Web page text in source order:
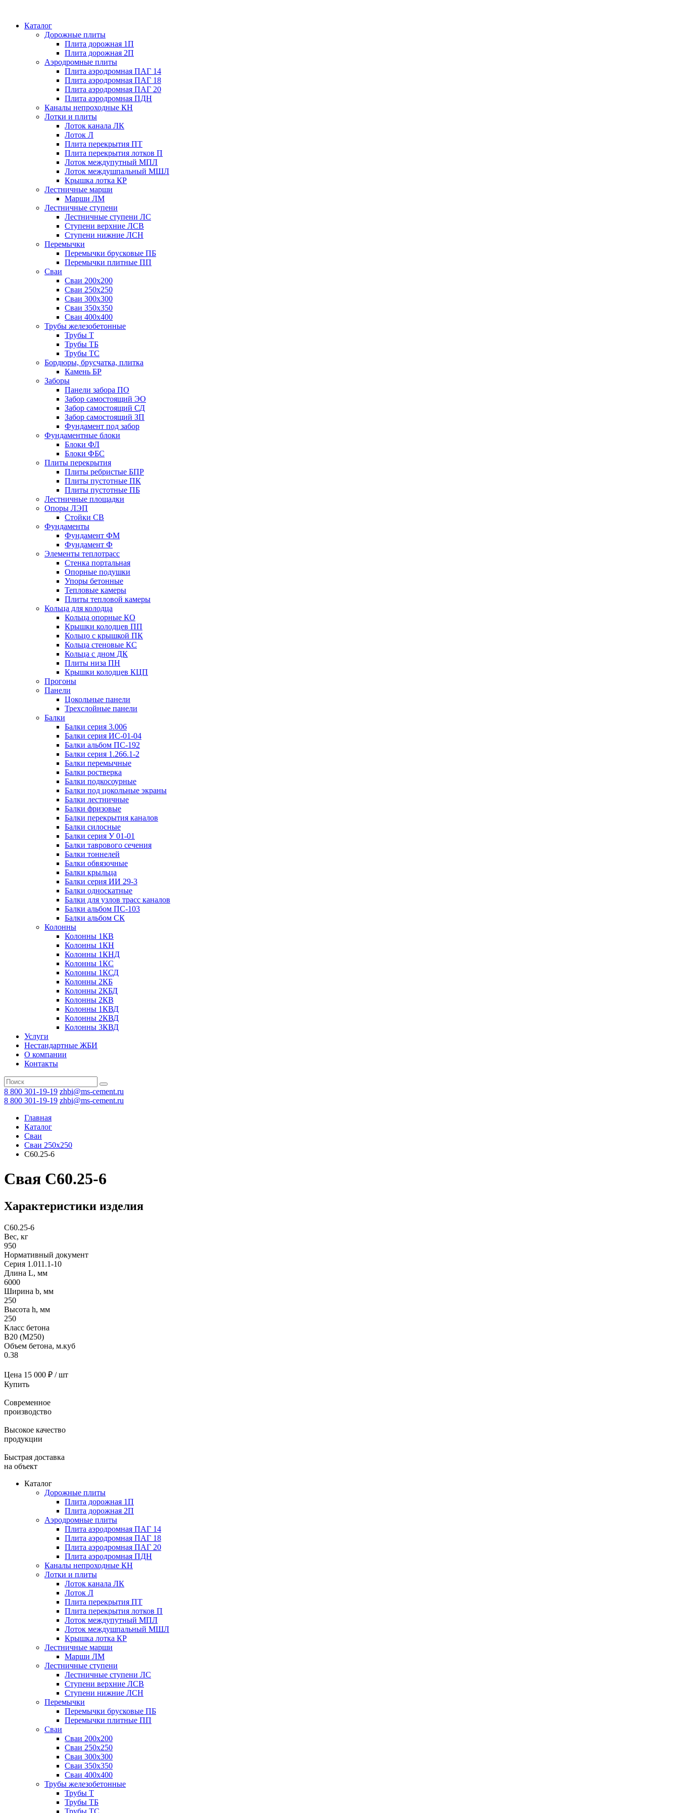
Каталог
Дорожные плиты
Плита дорожная 1П
Плита дорожная 2П
Аэродромные плиты
Плита аэродромная ПАГ 14
Плита аэродромная ПАГ 18
Плита аэродромная ПАГ 20
Плита аэродромная ПДН
Каналы непроходные КН
Лотки и плиты
Лоток канала ЛК
Лоток Л
Плита перекрытия ПТ
Плита перекрытия лотков П
Лоток междупутный МПЛ
Лоток междушпальный МШЛ
Крышка лотка КР
Лестничные марши
Марши ЛМ
Лестничные ступени
Лестничные ступени ЛС
Ступени верхние ЛСВ
Ступени нижние ЛСН
Перемычки
Перемычки брусковые ПБ
Перемычки плитные ПП
Сваи
Сваи 200х200
Сваи 250х250
Сваи 300х300
Сваи 350х350
Сваи 400х400
Трубы железобетонные
Трубы Т
Трубы ТБ
Трубы ТС
Бордюры, брусчатка, плитка
Камень БР
Заборы
Панели забора ПО
Забор самостоящий ЭО
Забор самостоящий СД
Забор самостоящий ЗП
Фyндамент под забор
Фундаментные блоки
Блоки ФЛ
Блоки ФБС
Плиты перекрытия
Плиты ребристые БПР
Плиты пустотные ПК
Плиты пустотные ПБ
Лестничные площадки
Опоры ЛЭП
Стойки СВ
Фундаменты
Фyндамент ФМ
Фyндамент Ф
Элементы теплотрасс
Стенка портальная
Опорные подушки
Упоры бетонные
Тепловые камеры
Плиты тепловой камеры
Кольца для колодца
Кольца опорные КО
Крышки колодцев ПП
Кольцо с крышкой ПК
Кольца стеновые КС
Кольца с дном ДК
Плиты низа ПН
Крышки колодцев КЦП
Прогоны
Панели
Цокольные панели
Трехслойные панели
Балки
Балки серия 3.006
Балки серия ИС-01-04
Балки альбом ПС-192
Балки серия 1.266.1-2
Балки перемычные
Балки ростверка
Балки подкосоурные
Балки под цокольные экраны
Балки лестничные
Балки фризовые
Балки перекрытия каналов
Балки силосные
Балки серия У 01-01
Балки таврового сечения
Балки тоннелей
Балки обвязочные
Балки крыльца
Балки серия ИИ 29-3
Балки односкатные
Балки для узлов трасс каналов
Балки альбом ПС-103
Балки альбом СК
Колонны
Колонны 1КВ
Колонны 1КН
Колонны 1КНД
Колонны 1КС
Колонны 1КСД
Колонны 2КБ
Колонны 2КБД
Колонны 2КВ
Колонны 1КВД
Колонны 2КВД
Колонны 3КВД
Услуги
Нестандартные ЖБИ
О компании
Контакты
8 800 301-19-19 zhbi@ms-cement.ru
8 800 301-19-19 zhbi@ms-cement.ru
Главная
Каталог
Сваи
Сваи 250х250
С60.25-6
Свая С60.25-6
Характеристики изделия
С60.25-6
Вес, кг
950
Нормативный документ
Серия 1.011.1-10
Длина L, мм
6000
Ширина b, мм
250
Высота h, мм
250
Класс бетона
B20 (М250)
Объем бетона, м.куб
0.38
Цена 15 000 ₽ / шт
Купить
Современное
производство
Высокое качество
продукции
Быстрая доставка
на объект
Каталог
Дорожные плиты
Плита дорожная 1П
Плита дорожная 2П
Аэродромные плиты
Плита аэродромная ПАГ 14
Плита аэродромная ПАГ 18
Плита аэродромная ПАГ 20
Плита аэродромная ПДН
Каналы непроходные КН
Лотки и плиты
Лоток канала ЛК
Лоток Л
Плита перекрытия ПТ
Плита перекрытия лотков П
Лоток междупутный МПЛ
Лоток междушпальный МШЛ
Крышка лотка КР
Лестничные марши
Марши ЛМ
Лестничные ступени
Лестничные ступени ЛС
Ступени верхние ЛСВ
Ступени нижние ЛСН
Перемычки
Перемычки брусковые ПБ
Перемычки плитные ПП
Сваи
Сваи 200х200
Сваи 250х250
Сваи 300х300
Сваи 350х350
Сваи 400х400
Трубы железобетонные
Трубы Т
Трубы ТБ
Трубы ТС